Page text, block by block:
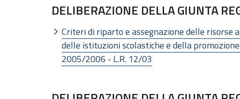
DELIBERAZIONE DELLA GIUNTA
Criteri di riparto e assegnazione delle
delle istituzioni scolastiche e della
2005/2006 - L.R. 12/03